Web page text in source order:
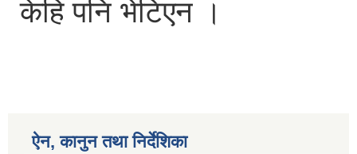
केहि पनि भेटिएन ।
ऐन, कानुन तथा निर्देशिका